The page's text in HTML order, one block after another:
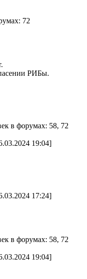
РИБы.
19:04]
17:24]
19:04]